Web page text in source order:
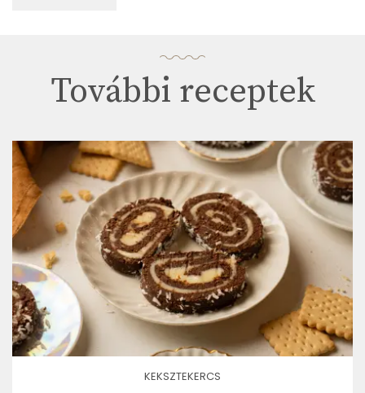
További receptek
KEKSZTEKERCS